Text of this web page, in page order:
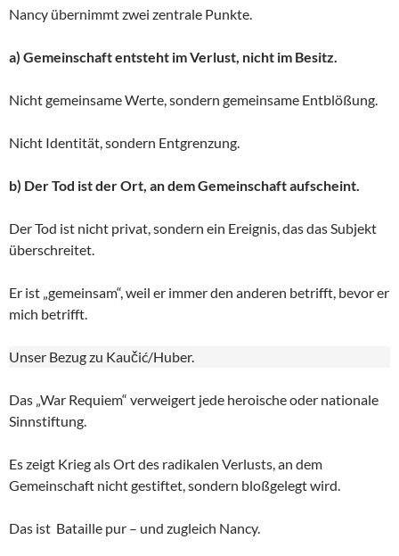
Nancy übernimmt zwei zentrale Punkte.
a) Gemeinschaft entsteht im Verlust, nicht im Besitz.
Nicht gemeinsame Werte, sondern gemeinsame Entblößung.
Nicht Identität, sondern Entgrenzung.
b) Der Tod ist der Ort, an dem Gemeinschaft aufscheint.
Der Tod ist nicht privat, sondern ein Ereignis, das das Subjekt
überschreitet.
Er ist „gemeinsam“, weil er immer den anderen betrifft, bevor er
mich betrifft.
Unser Bezug zu Kaučić/Huber.
Das „War Requiem“ verweigert jede heroische oder nationale
Sinnstiftung.
Es zeigt Krieg als Ort des radikalen Verlusts, an dem
Gemeinschaft nicht gestiftet, sondern bloßgelegt wird.
Das ist Bataille pur – und zugleich Nancy.